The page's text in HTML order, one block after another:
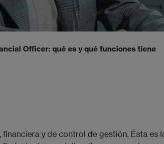
Officer: qué es y qué funciones tiene
y de control de gestión. Ésta es